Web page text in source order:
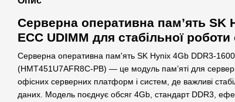
Серверна оперативна пам’ять SK
ECC UDIMM для стабільної роботи
Серверна оперативна пам'ять SK Hynix 4Gb DDR3-
(HMT451U7AFR8C-PB) — це модуль пам’яті для
офісних серверних платформ і систем, де важливі
даних. Модель поєднує обсяг 4Gb, стандарт DDR3,